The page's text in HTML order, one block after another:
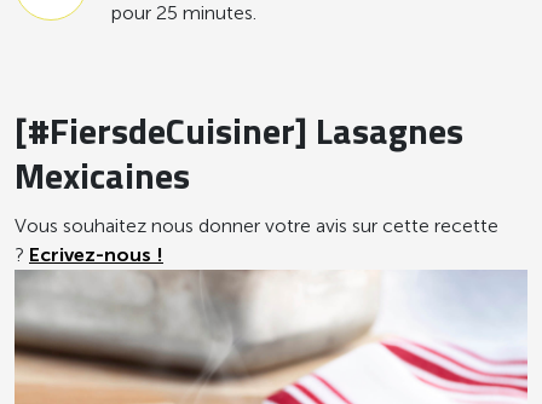
pour 25 minutes.
[#FiersdeCuisiner] Lasagnes
Mexicaines
Vous souhaitez nous donner votre avis sur cette recette
? Ecrivez-nous !